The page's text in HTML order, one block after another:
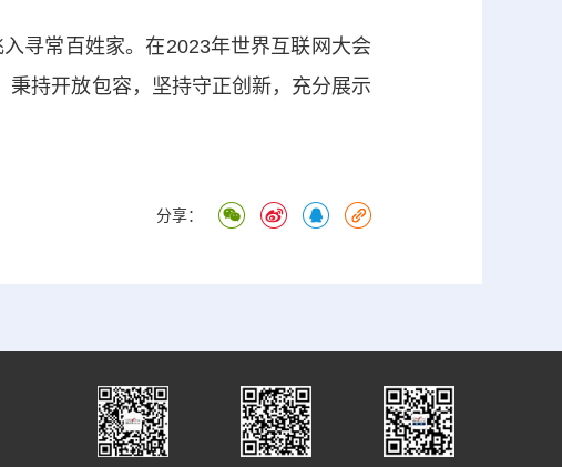
寻常百姓家。在2023年世界互联网大会
秉持开放包容，坚持守正创新，充分展示
分享：